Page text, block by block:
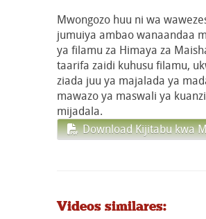
Mwongozo huu ni wa
jumuiya ambao wanaandaa
ya filamu za Himaya za
taarifa zaidi kuhusu filamu,
ziada juu ya majalada ya
mawazo ya maswali ya
mijadala.
Download Kijitabu kwa
Videos similares: